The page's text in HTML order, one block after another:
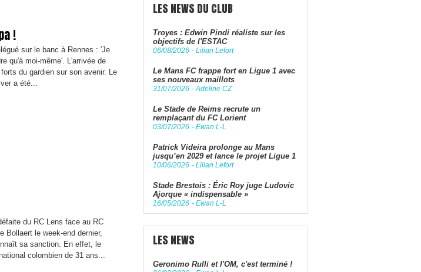
!
sur le banc à Rennes : 'Je
qu'à moi-même'. L'arrivée de
du gardien sur son avenir. Le
a été...
du RC Lens face au RC
Bollaert le week-end dernier,
sa sanction. En effet, le
colombien de 31 ans...
LES NEWS DU CLUB
Troyes : Edwin Pindi réaliste sur les
objectifs de l'ESTAC
06/08/2026 - Lilian Lefort
Le Mans FC frappe fort en Ligue 1 avec
ses nouveaux maillots
31/07/2026 -Adeline CZ
Le Stade de Reims recrute un
remplaçant du FC Lorient
03/07/2026 - Ewan L-L
Patrick Videira prolonge au Mans
jusqu’en 2029 et lance le projet Ligue 1
10/06/2026 - Lilian Lefort
Stade Brestois : Éric Roy juge Ludovic
Ajorque « indispensable »
16/05/2026 - Ewan L-L
LES NEWS
Geronimo Rulli et l'OM, c'est terminé !